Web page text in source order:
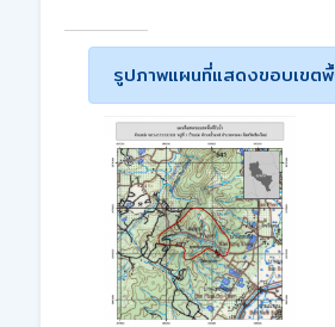
รูปภาพแผนที่แสดงขอบเขต